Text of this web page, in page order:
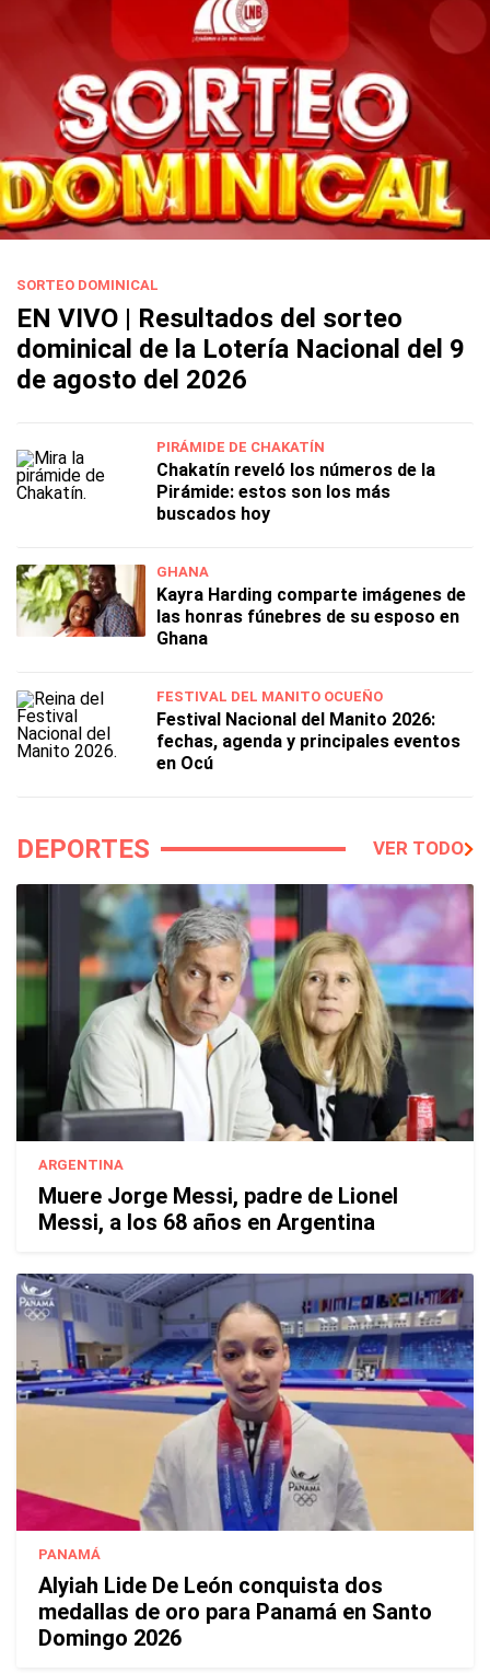
SORTEO DOMINICAL
EN VIVO | Resultados del sorteo
dominical de la Lotería Nacional del 9
de agosto del 2026
PIRÁMIDE DE CHAKATÍN
Chakatín reveló los números de la
Pirámide: estos son los más
buscados hoy
GHANA
Kayra Harding comparte imágenes de
las honras fúnebres de su esposo en
Ghana
FESTIVAL DEL MANITO OCUEÑO
Festival Nacional del Manito 2026:
fechas, agenda y principales eventos
en Ocú
DEPORTES VER TODO
ARGENTINA
Muere Jorge Messi, padre de Lionel
Messi, a los 68 años en Argentina
PANAMÁ
Alyiah Lide De León conquista dos
medallas de oro para Panamá en Santo
Domingo 2026